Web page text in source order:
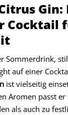
Gin:
Cocktail
Sommerdrink,
auf einer
ist vielseitig
Aromen passt er
als auch zu